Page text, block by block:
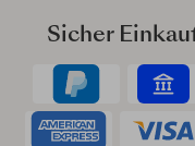
Sicher